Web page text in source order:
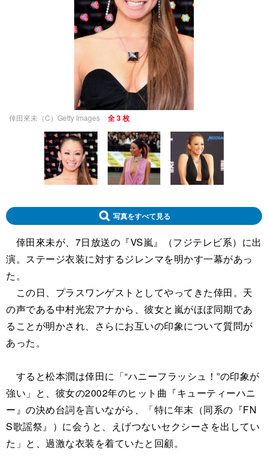
倖田來未（C）Getty Images 全 3 枚
写真をすべて見る
倖田來未が、7日放送の『VS嵐』（フジテレビ系）に出
演。ステージ衣装に対するジレンマを明かす一幕があっ
た。
この日、プラスワンゲストとしてやってきた倖田。天
の声である中村光宏アナから、彼女と嵐がほぼ同期であ
ることが明かされ、さらにお互いの印象について質問が
あった。
すると松本潤は倖田に「“ハニーフラッシュ！”の印象が
強い」と、彼女の2002年のヒット曲『キューティーハニ
ー』の決め台詞を言いながら、「特に年末（同系の『FN
S歌謡祭』）に会うと、えげつないセクシーさを出してい
た」と、過激な衣装を着ていたと回顧。